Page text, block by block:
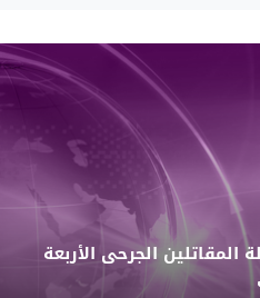
المقاتلين الجرحى الأربعة